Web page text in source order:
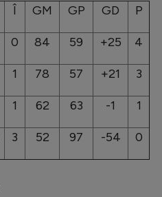
Î GM GP GD P
0 84 59 +25 4
1 78 57 +21 3
1 62 63 -1 1
3 52 97 -54 0